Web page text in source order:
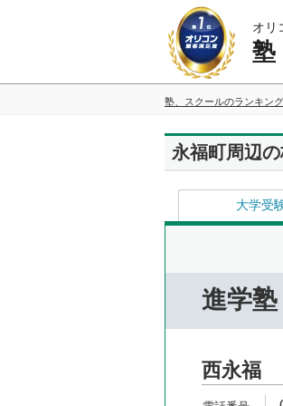
オリ
塾
塾、スクールのランキン
永福町周辺
大学受
進学
西永福